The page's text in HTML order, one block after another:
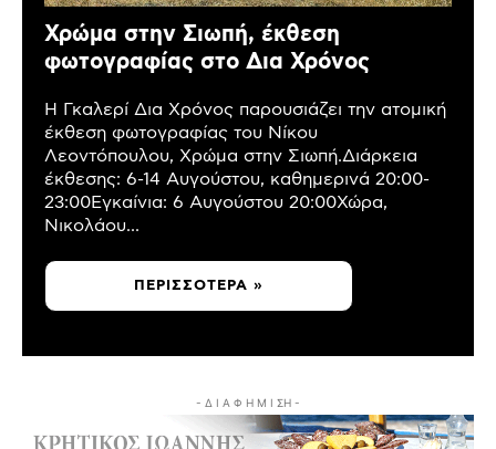
Χρώμα στην Σιωπή, έκθεση
φωτογραφίας στο Δια Χρόνος
Η Γκαλερί Δια Χρόνος παρουσιάζει την ατομική
έκθεση φωτογραφίας του Νίκου
Λεοντόπουλου, Χρώμα στην Σιωπή.Διάρκεια
έκθεσης: 6-14 Αυγούστου, καθημερινά 20:00-
23:00Εγκαίνια: 6 Αυγούστου 20:00Χώρα,
Νικολάου...
ΠΕΡΙΣΣΌΤΕΡΑ »
- Δ Ι Α Φ Η Μ Ι ΣΗ -